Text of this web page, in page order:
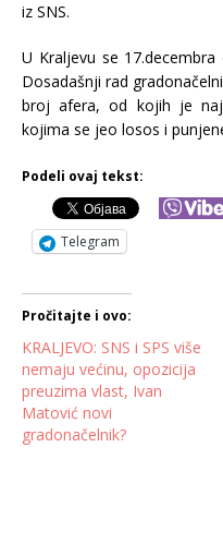
iz SNS.
U Kraljevu se
Dosadašnji rad
broj afera, od kojih je
kojima se jeo losos i
Podeli ovaj tekst:
Telegram
Pročitajte i ovo:
KRALJEVO: SNS i SPS više
nemaju većinu, opozicija
preuzima vlast, Ivan
Matović novi
gradonačelnik?